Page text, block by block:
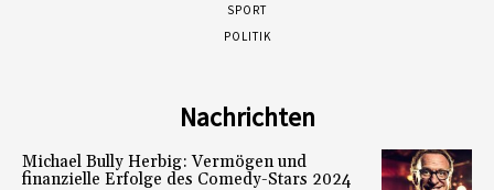
SPORT
POLITIK
Nachrichten
Michael Bully Herbig: Vermögen und
finanzielle Erfolge des Comedy-Stars 2024